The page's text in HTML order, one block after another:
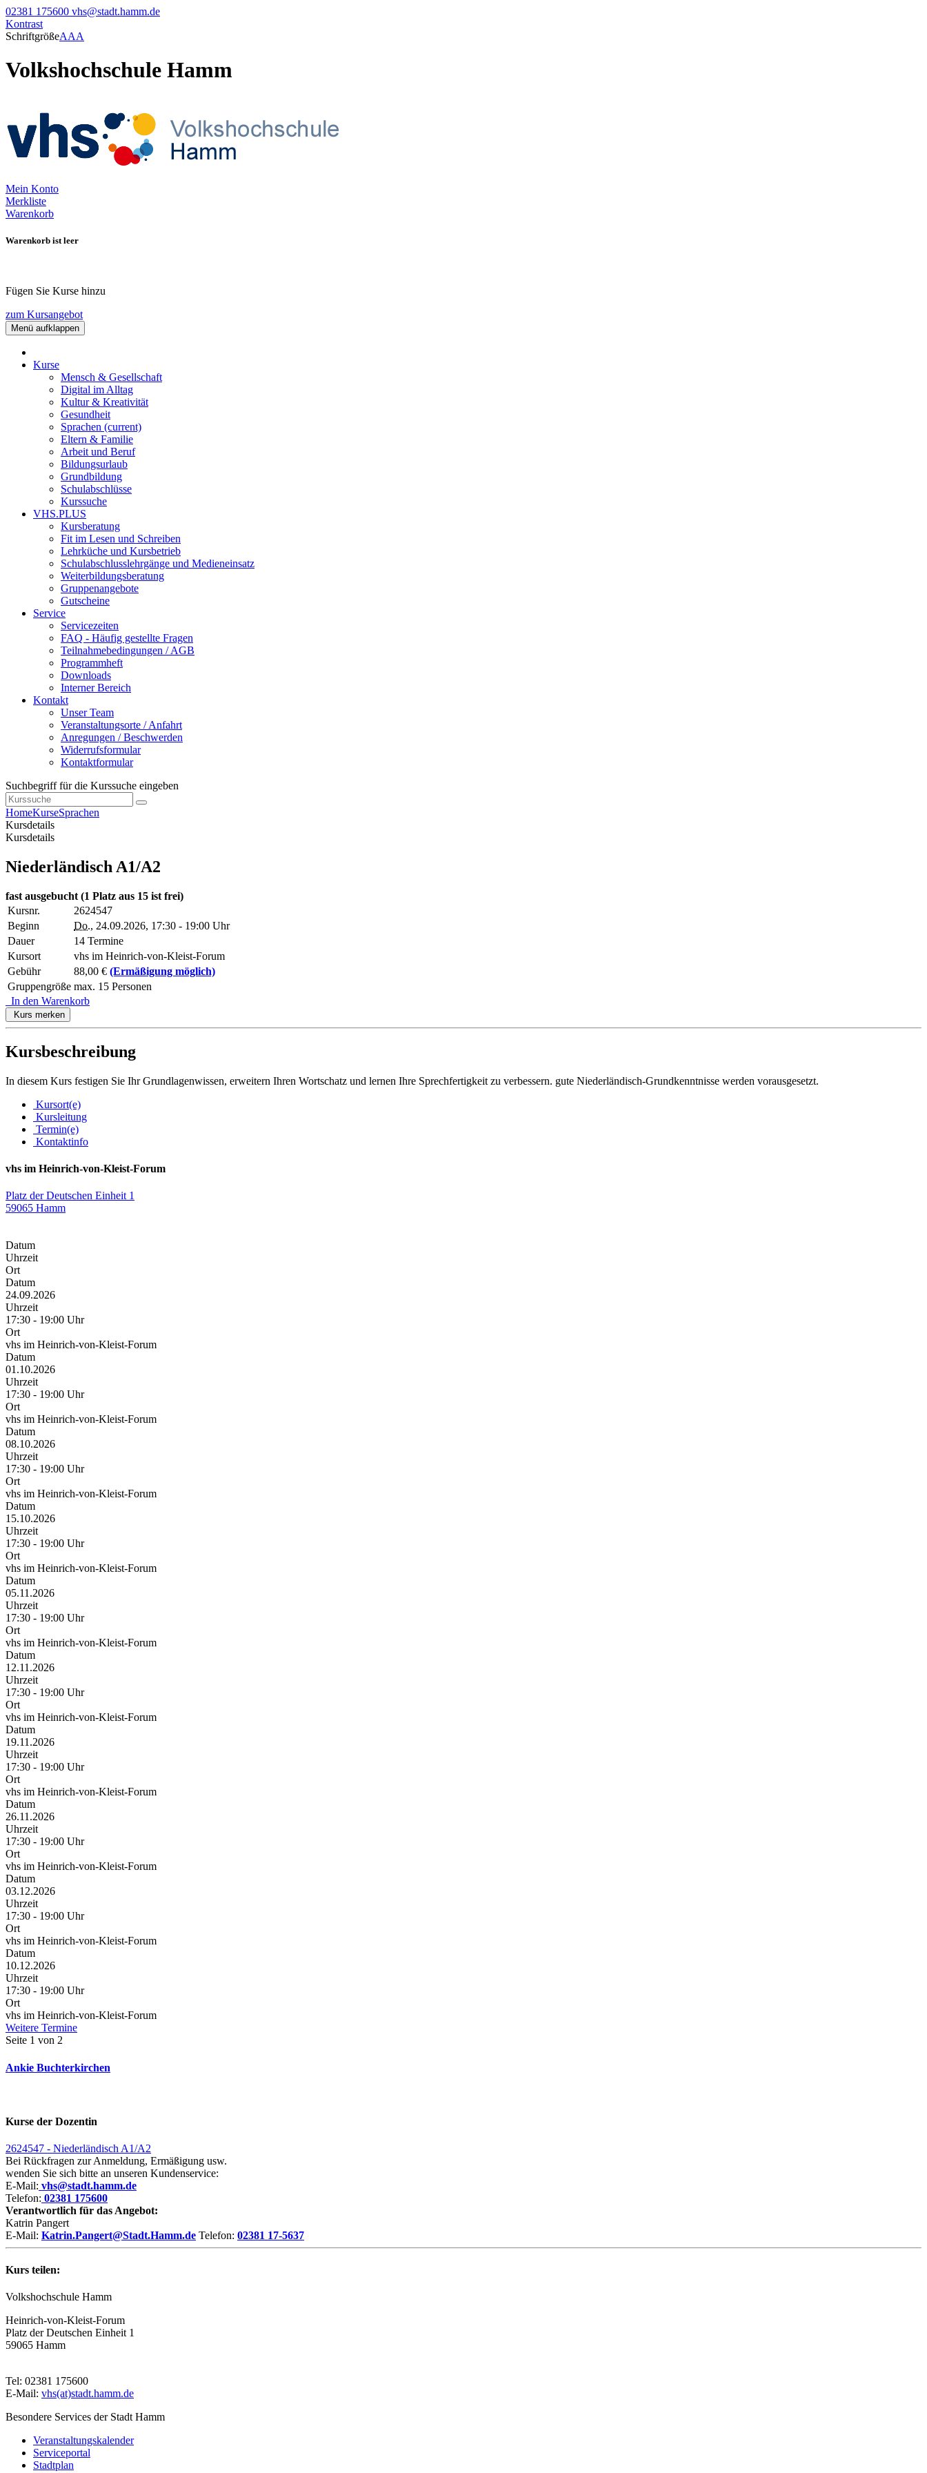
02381 175600 vhs@stadt.hamm.de
Kontrast
SchriftgrößeAAA
Volkshochschule Hamm
Mein Konto
Merkliste
Warenkorb
Warenkorb ist leer
Fügen Sie Kurse hinzu
zum Kursangebot
Menü aufklappen
Kurse
Mensch & Gesellschaft
Digital im Alltag
Kultur & Kreativität
Gesundheit
Sprachen (current)
Eltern & Familie
Arbeit und Beruf
Bildungsurlaub
Grundbildung
Schulabschlüsse
Kurssuche
VHS.PLUS
Kursberatung
Fit im Lesen und Schreiben
Lehrküche und Kursbetrieb
Schulabschlusslehrgänge und Medieneinsatz
Weiterbildungsberatung
Gruppenangebote
Gutscheine
Service
Servicezeiten
FAQ - Häufig gestellte Fragen
Teilnahmebedingungen / AGB
Programmheft
Downloads
Interner Bereich
Kontakt
Unser Team
Veranstaltungsorte / Anfahrt
Anregungen / Beschwerden
Widerrufsformular
Kontaktformular
Suchbegriff für die Kurssuche eingeben
HomeKurseSprachen
Kursdetails
Kursdetails
Niederländisch A1/A2
fast ausgebucht (1 Platz aus 15 ist frei)
Kursnr.
2624547
Beginn
Do., 24.09.2026, 17:30 - 19:00 Uhr
Dauer
14 Termine
Kursort
vhs im Heinrich-von-Kleist-Forum
Gebühr
88,00 € (Ermäßigung möglich)
Gruppengröße max. 15 Personen
In den Warenkorb
Kurs merken
Kursbeschreibung
In diesem Kurs festigen Sie Ihr Grundlagenwissen, erweitern Ihren Wortschatz und lernen Ihre Sprechfertigkeit zu verbessern. gute Niederländisch-Grundkenntnisse werden vorausgesetzt.
Kursort(e)
Kursleitung
Termin(e)
Kontaktinfo
vhs im Heinrich-von-Kleist-Forum
Platz der Deutschen Einheit 1
59065 Hamm
Datum
Uhrzeit
Ort
Datum
24.09.2026
Uhrzeit
17:30 - 19:00 Uhr
Ort
vhs im Heinrich-von-Kleist-Forum
Datum
01.10.2026
Uhrzeit
17:30 - 19:00 Uhr
Ort
vhs im Heinrich-von-Kleist-Forum
Datum
08.10.2026
Uhrzeit
17:30 - 19:00 Uhr
Ort
vhs im Heinrich-von-Kleist-Forum
Datum
15.10.2026
Uhrzeit
17:30 - 19:00 Uhr
Ort
vhs im Heinrich-von-Kleist-Forum
Datum
05.11.2026
Uhrzeit
17:30 - 19:00 Uhr
Ort
vhs im Heinrich-von-Kleist-Forum
Datum
12.11.2026
Uhrzeit
17:30 - 19:00 Uhr
Ort
vhs im Heinrich-von-Kleist-Forum
Datum
19.11.2026
Uhrzeit
17:30 - 19:00 Uhr
Ort
vhs im Heinrich-von-Kleist-Forum
Datum
26.11.2026
Uhrzeit
17:30 - 19:00 Uhr
Ort
vhs im Heinrich-von-Kleist-Forum
Datum
03.12.2026
Uhrzeit
17:30 - 19:00 Uhr
Ort
vhs im Heinrich-von-Kleist-Forum
Datum
10.12.2026
Uhrzeit
17:30 - 19:00 Uhr
Ort
vhs im Heinrich-von-Kleist-Forum
Weitere Termine
Seite 1 von 2
Ankie Buchterkirchen
Kurse der Dozentin
2624547 - Niederländisch A1/A2
Bei Rückfragen zur Anmeldung, Ermäßigung usw.
wenden Sie sich bitte an unseren Kundenservice:
E-Mail: vhs@stadt.hamm.de
Telefon: 02381 175600
Verantwortlich für das Angebot:
Katrin Pangert
E-Mail: Katrin.Pangert@Stadt.Hamm.de Telefon: 02381 17-5637
Kurs teilen:
Volkshochschule Hamm
Heinrich-von-Kleist-Forum
Platz der Deutschen Einheit 1
59065 Hamm
Tel: 02381 175600
E-Mail: vhs(at)stadt.hamm.de
Besondere Services der Stadt Hamm
Veranstaltungskalender
Serviceportal
Stadtplan